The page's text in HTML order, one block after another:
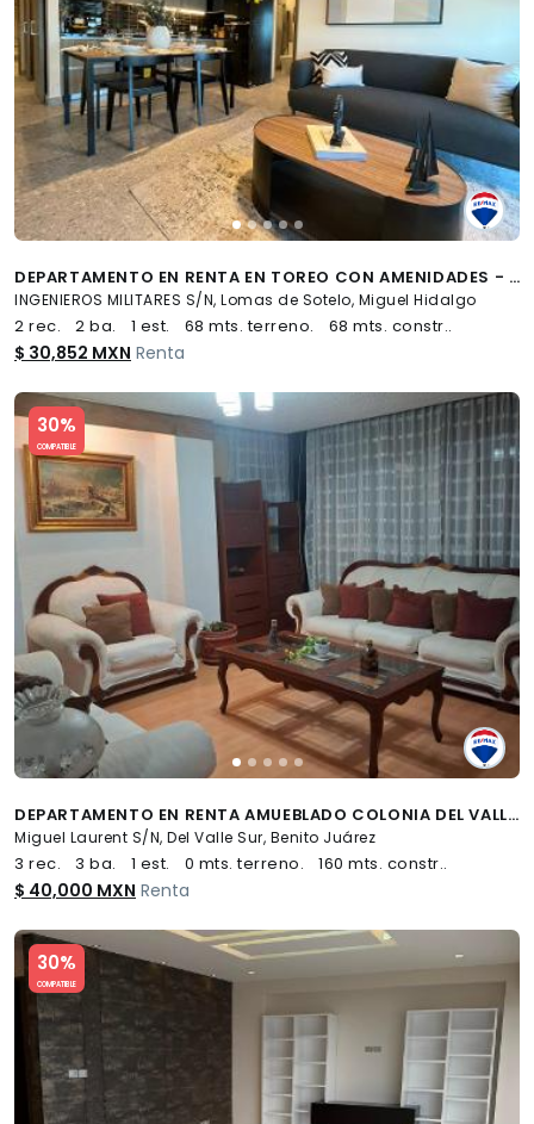
DEPARTAMENTO EN RENTA EN TOREO CON AMENIDADES - (34)
INGENIEROS MILITARES S/N, Lomas de Sotelo, Miguel Hidalgo
2 rec. 2 ba. 1 est. 68 mts. terreno. 68 mts. constr..
$ 30,852 MXN Renta
30%
COMPATIBLE
Slide 1 of 5
DEPARTAMENTO EN RENTA AMUEBLADO COLONIA DEL VALLE SUR - (34)
Miguel Laurent S/N, Del Valle Sur, Benito Juárez
3 rec. 3 ba. 1 est. 0 mts. terreno. 160 mts. constr..
$ 40,000 MXN Renta
30%
COMPATIBLE
Slide 1 of 5